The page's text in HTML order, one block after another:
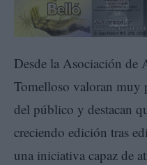
Desde la Asociación de
Tomelloso valoran muy
del público y destacan
creciendo edición tras
una iniciativa capaz de